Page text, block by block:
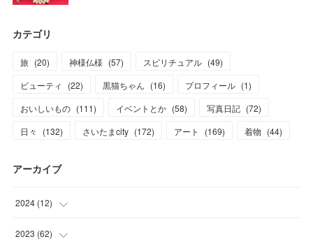
カテゴリ
旅 (20) 神様仏様 (57) スピリチュアル (49)
ビューティ
(22) 黒猫ちゃん (16) プロフィール (1)
おいしいもの (111) イベントとか (58) 写真日記 (72)
日々
(132) さいたまcity (172) アート (169) 着物 (44)
アーカイブ
2024 (12)
(1
2023 (62)